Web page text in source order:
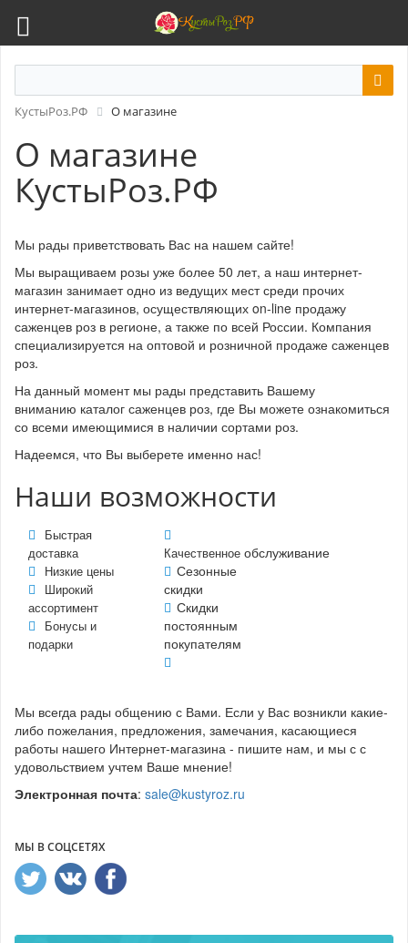
КустыРоз.РФ О магазине
О магазине
КустыРоз.РФ
Мы рады приветствовать Вас на нашем сайте!
Мы выращиваем розы уже более 50 лет, а наш интернет-
магазин занимает одно из ведущих мест среди прочих
интернет-магазинов, осуществляющих on-line продажу
саженцев роз в регионе, а также по всей России. Компания
специализируется на оптовой и розничной продаже саженцев
роз.
На данный момент мы рады представить Вашему
вниманию каталог саженцев роз, где Вы можете ознакомиться
со всеми имеющимися в наличии сортами роз.
Надеемся, что Вы выберете именно нас!
Наши возможности
Быстрая
доставка
Низкие цены
Широкий
ассортимент
Бонусы и
подарки
Качественное обслуживание
Сезонные
скидки
Скидки
постоянным
покупателям
Мы всегда рады общению с Вами. Если у Вас возникли какие-
либо пожелания, предложения, замечания, касающиеся
работы нашего Интернет-магазина - пишите нам, и мы с с
удовольствием учтем Ваше мнение!
Электронная почта: sale@kustyroz.ru
МЫ В СОЦСЕТЯХ